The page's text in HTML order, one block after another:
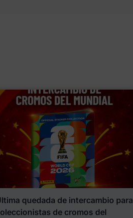
quedada de intercambio para
de cromos del